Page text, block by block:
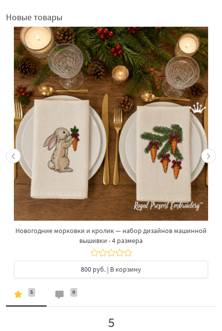
Новые товары
Новогодние морковки и кролик — набор дизайнов машинной
вышивки - 4 размера
800 руб. | В корзину
5 0
5